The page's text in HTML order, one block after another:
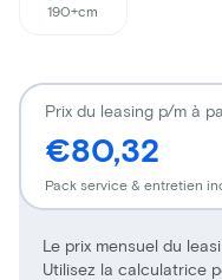
190+cm
Le prix mensuel du
Utilisez la calculatrice
Prix du leasing p/m à
€80,32
Pack service & entretien